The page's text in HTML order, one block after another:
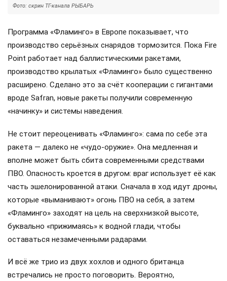
Фото: скрин ТГ-канала РЫБАРЬ
Программа «Фламинго» в Европе показывает, что
производство серьёзных снарядов тормозится. Пока Fire
Point работает над баллистическими ракетами,
производство крылатых «Фламинго» было существенно
расширено. Сделано это за счёт кооперации с гигантами
вроде Safran, новые ракеты получили современную
«начинку» и системы наведения.
Не стоит переоценивать «Фламинго»: сама по себе эта
ракета — далеко не «чудо-оружие». Она медленная и
вполне может быть сбита современными средствами
ПВО. Опасность кроется в другом: враг использует её как
часть эшелонированной атаки. Сначала в ход идут дроны,
которые «выманивают» огонь ПВО на себя, а затем
«Фламинго» заходят на цель на сверхнизкой высоте,
буквально «прижимаясь» к водной глади, чтобы
оставаться незамеченными радарами.
И всё же трио из двух хохлов и одного британца
встречались не просто поговорить. Вероятно,